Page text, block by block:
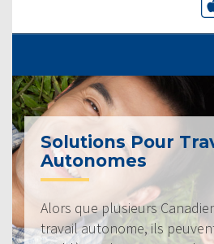
Solutions Pour
Autonomes
Alors que plusieurs
travail autonome, ils